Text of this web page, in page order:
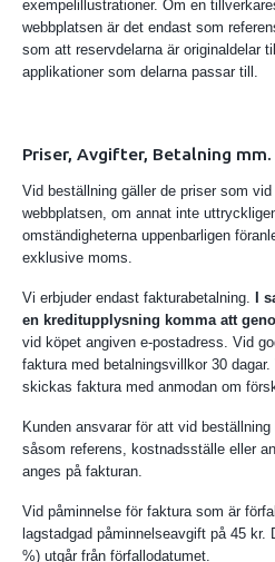
exempelillustrationer. Om en
webbplatsen är det endast som
som att reservdelarna är originaldelar
applikationer som delarna passar till.
Priser, Avgifter, Betalning mm.
Vid beställning gäller de priser som
webbplatsen, om annat inte
omständigheterna uppenbarligen
exklusive moms.
Vi erbjuder endast fakturabetalning. I
en kreditupplysning komma att
vid köpet angiven e-postadress. Vid
faktura med betalningsvillkor 30
skickas faktura med anmodan om
Kunden ansvarar för att vid
såsom referens, kostnadsställe eller
anges på fakturan.
Vid påminnelse för faktura som är
lagstadgad påminnelseavgift på 45 kr.
%) utgår från förfallodatumet.